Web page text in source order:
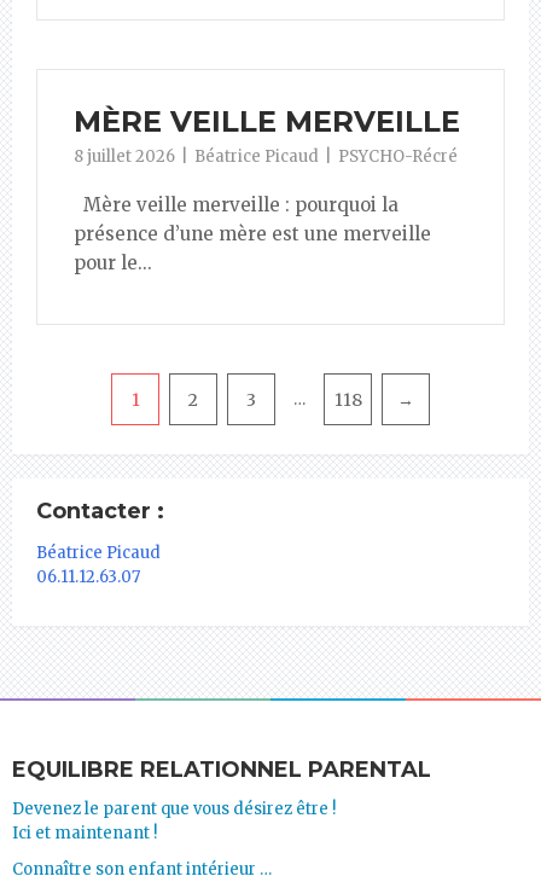
MÈRE VEILLE MERVEILLE
8 juillet 2026 Béatrice Picaud PSYCHO-Récré
Mère veille merveille : pourquoi la
présence d’une mère est une merveille
pour le...
Pagination
1 2 3 … 118 →
Contacter :
Béatrice Picaud
06.11.12.63.07
EQUILIBRE RELATIONNEL PARENTAL
Devenez le parent que vous désirez être !
Ici et maintenant !
Connaître son enfant intérieur …